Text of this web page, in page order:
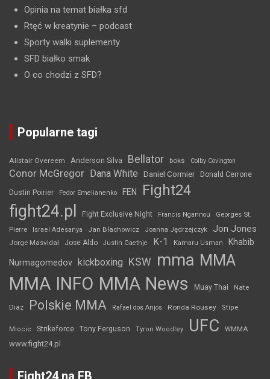
Opinia na temat białka sfd
Rtęć w kreatynie – podcast
Sporty walki suplementy
SFD białko smak
O co chodzi z SFD?
Popularne tagi
Alistair Overeem Anderson Silva Bellator boks Colby Covington
Conor McGregor Dana White Daniel Cormier Donald Cerrone
Dustin Poirier Fedor Emelianenko FEN Fight24
fight24.pl Fight Exclusive Night Francis Ngannou
Georges St.
Pierre
Israel Adesanya Jan Błachowicz Joanna Jędrzejczyk Jon Jones
Jorge Masvidal Jose Aldo Justin Gaethje K-1 Kamaru Usman Khabib
Nurmagomedov kickboxing KSW mma MMA
MMA INFO MMA News Muay Thai Nate
Diaz Polskie MMA Rafael dos Anjos Ronda Rousey Stipe
Miocic Strikeforce Tony Ferguson Tyron Woodley UFC WMMA
www.fight24.pl
Fight24 na FB